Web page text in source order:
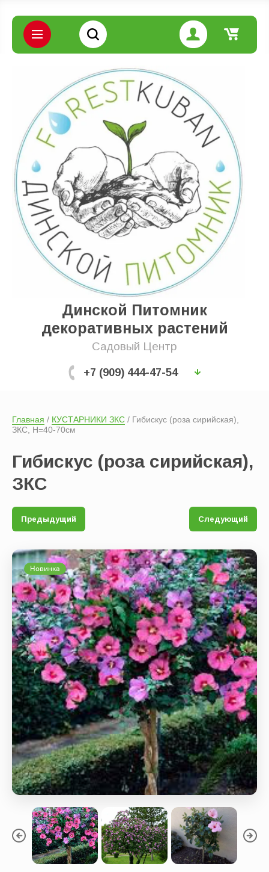
Цена (руб.):
Название:
Артикул:
Текст:
Выберите категорию:
Производитель:
Спецпредложение:
Результатов на странице:
Показать
Динской Питомник
декоративных растений
Садовый Центр
+7 (909) 444-47-54
Главная / КУСТАРНИКИ ЗКС / Гибискус (роза сирийская),
ЗКС, Н=40-70см
Гибискус (роза сирийская),
ЗКС
Предыдущий Следующий
Новинка